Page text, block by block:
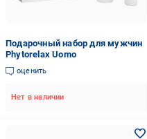
Подарочный набор для мужчин
Phytorelax Uomo
оценить
Нет в наличии